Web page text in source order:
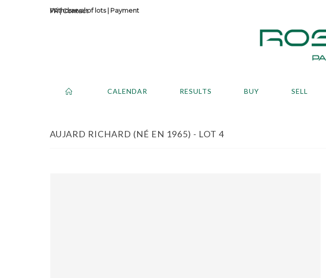
Contact
Withdrawal of lots| Payment
CALENDAR RESULTS BUY SELL
AUJARD RICHARD (NÉ EN 1965) - LOT 4